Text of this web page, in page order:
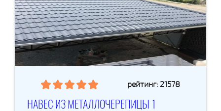
рейтинг: 21578
НАВЕС ИЗ МЕТАЛЛОЧЕРЕПИЦЫ 1